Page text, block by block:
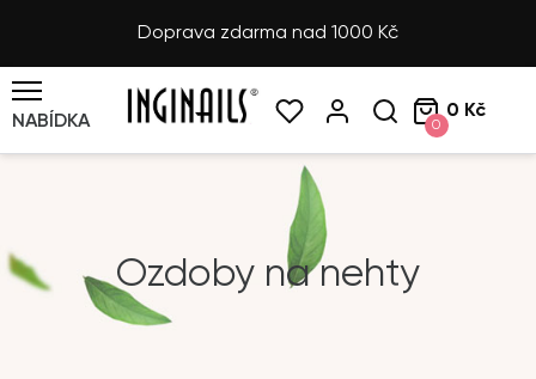
Doprava zdarma nad 1000 Kč
NABÍDKA 0
0 Kč
Ozdoby na nehty